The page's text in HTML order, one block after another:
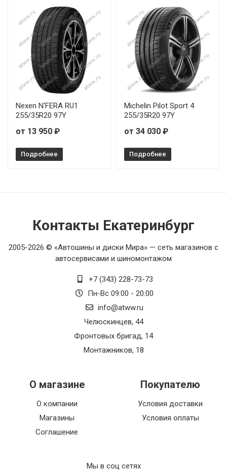
Nexen N'FERA RU1
255/35R20 97Y
от 13 950 ₽
Подробнее
Michelin Pilot Sport 4
255/35R20 97Y
от 34 030 ₽
Подробнее
Контакты Екатеринбург
2005-2026 © «Автошины и диски Мира» — сеть магазинов с
автосервисами и шиномонтажом
+7 (343) 228-73-73
Пн-Вс 09:00 - 20:00
info@atww.ru
Челюскинцев, 44
Фронтовых бригад, 14
Монтажников, 18
О магазине
О компании
Магазины
Соглашение
Покупателю
Условия доставки
Условия оплаты
Мы в соц сетях